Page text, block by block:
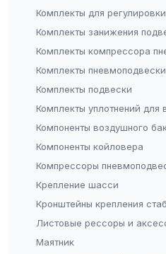
Комплекты для
Комплекты занижения
Комплекты компрессора
Комплекты пневмоподвески
Комплекты подвески
Комплекты уплотнений для
Компоненты воздушного
Компоненты койловера
Компрессоры
Крепление шасси
Кронштейны крепления
Листовые рессоры и
Маятник